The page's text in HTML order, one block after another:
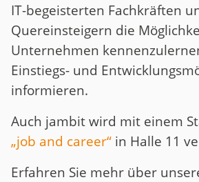
IT-begeisterten Fachkräften
Quereinsteigern die
Unternehmen
Einstiegs- und
informieren.
Auch jambit wird mit einem
„job and career“ in Halle 11
Erfahren Sie mehr über